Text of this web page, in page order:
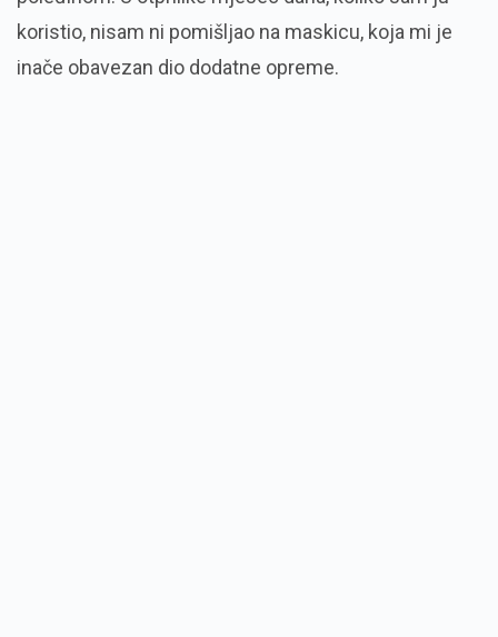
koristio, nisam ni pomišljao na maskicu, koja mi je
inače obavezan dio dodatne opreme.